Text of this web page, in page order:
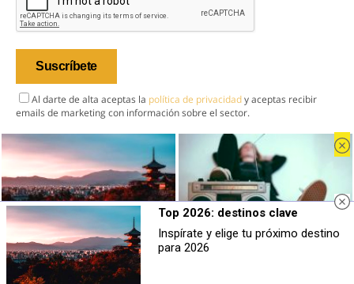
Al darte de alta aceptas la política de privacidady aceptas recibir
emails de marketing con información sobre el sector.
Inicio
Industria
Mercado
Top 2026: destinos clave
Inspírate y elige tu próximo destino
para 2026
Canciones que marcan
¿Por qué recuerdas canciones viejas
Top 2026: destinos clave
Inspírate y elige tu próximo destino
para 2026